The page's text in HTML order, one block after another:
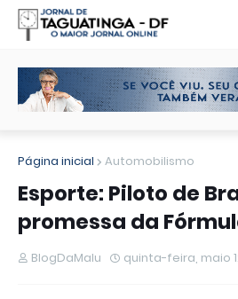
Página inicial Automobilismo
Esporte: Piloto de
promessa da
BlogDaMalu quinta-feira, maio